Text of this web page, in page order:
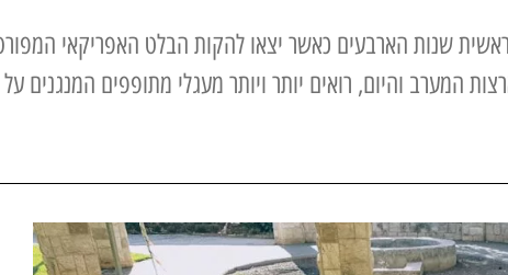
שנות הארבעים כאשר יצאו להקות הבלט האפריקאי
המערב והיום, רואים יותר ויותר מעגלי מתופפים המנגנים